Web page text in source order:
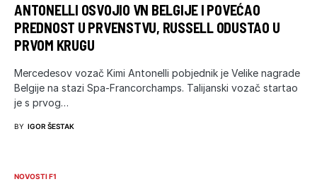
ANTONELLI OSVOJIO VN BELGIJE I POVEĆAO
PREDNOST U PRVENSTVU, RUSSELL ODUSTAO U
PRVOM KRUGU
Mercedesov vozač Kimi Antonelli pobjednik je Velike nagrade
Belgije na stazi Spa-Francorchamps. Talijanski vozač startao
je s prvog…
BY IGOR ŠESTAK
NOVOSTI F1